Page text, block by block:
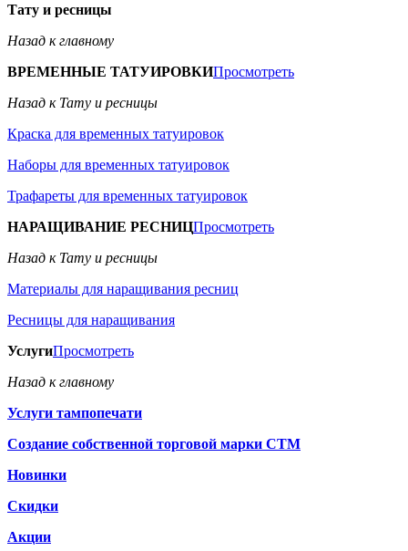
Тату и ресницы
Назад к главному
ВРЕМЕННЫЕ ТАТУИРОВКИПросмотреть
Назад к Тату и ресницы
Краска для временных татуировок
Наборы для временных татуировок
Трафареты для временных татуировок
НАРАЩИВАНИЕ РЕСНИЦПросмотреть
Назад к Тату и ресницы
Материалы для наращивания ресниц
Ресницы для наращивания
УслугиПросмотреть
Назад к главному
Услуги тампопечати
Создание собственной торговой марки СТМ
Новинки
Скидки
Акции